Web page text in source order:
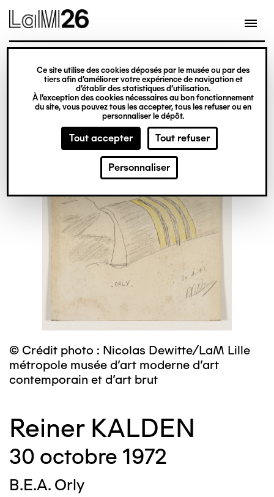
Gestion des cookies
Ce site utilise des cookies déposés par le musée ou par des
tiers afin d’améliorer votre expérience de navigation et
d’établir des statistiques d’utilisation.
À l’exception des cookies nécessaires au bon fonctionnement
du site, vous pouvez tous les accepter, tous les refuser ou en
personnaliser le dépôt.
Tout accepter Tout refuser
Personnaliser
contenu
© Crédit photo : Nicolas Dewitte/LaM Lille
métropole musée d’art moderne d’art
contemporain et d’art brut
Reiner KALDEN
30 octobre 1972
B.E.A. Orly